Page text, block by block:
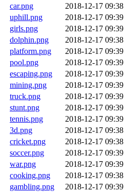
car.png
2018-12-17 09:38
uphill.png
2018-12-17 09:39
girls.png
2018-12-17 09:39
dolphin.png
2018-12-17 09:38
platform.png
2018-12-17 09:39
pool.png
2018-12-17 09:39
escaping.png
2018-12-17 09:39
mining.png
2018-12-17 09:39
truck.png
2018-12-17 09:39
stunt.png
2018-12-17 09:39
tennis.png
2018-12-17 09:39
3d.png
2018-12-17 09:38
cricket.png
2018-12-17 09:38
soccer.png
2018-12-17 09:39
war.png
2018-12-17 09:39
cooking.png
2018-12-17 09:38
gambling.png
2018-12-17 09:39